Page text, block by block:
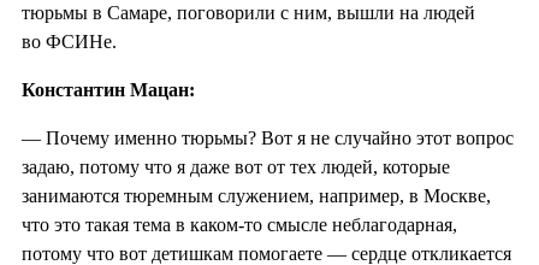
тюрьмы в Самаре, поговорили с ним, вышли на людей
во ФСИНе.
Константин Мацан:
— Почему именно тюрьмы? Вот я не случайно этот вопрос
задаю, потому что я даже вот от тех людей, которые
занимаются тюремным служением, например, в Москве,
что это такая тема в каком-то смысле неблагодарная,
потому что вот детишкам помогаете — сердце откликается